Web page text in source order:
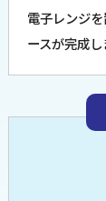
電子レンジ
ースが完成し